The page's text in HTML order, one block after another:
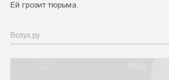
Ей грозит тюрьма.
Вслух.ру